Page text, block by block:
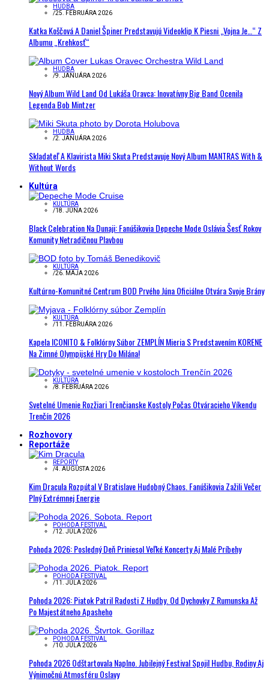
HUDBA
/25. FEBRUÁRA 2026
Katka Koščová A Daniel Špiner Predstavujú Videoklip K Piesni „Vojna Je…“ Z
Albumu „Krehkosť“
HUDBA
/9. JANUÁRA 2026
Nový Album Wild Land Od Lukáša Oravca: Inovatívny Big Band Ocenila
Legenda Bob Mintzer
HUDBA
/2. JANUÁRA 2026
Skladateľ A Klavirista Miki Skuta Predstavuje Nový Album MANTRAS With &
Without Words
Kultúra
KULTÚRA
/18. JÚNA 2026
Black Celebration Na Dunaji: Fanúšikovia Depeche Mode Oslávia Šesť Rokov
Komunity Netradičnou Plavbou
KULTÚRA
/26. MÁJA 2026
Kultúrno-Komunitné Centrum BOD Prvého Júna Oficiálne Otvára Svoje Brány
KULTÚRA
/11. FEBRUÁRA 2026
Kapela ICONITO & Folklórny Súbor ZEMPLÍN Mieria S Predstavením KORENE
Na Zimné Olympijské Hry Do Milána!
KULTÚRA
/8. FEBRUÁRA 2026
Svetelné Umenie Rozžiari Trenčianske Kostoly Počas Otváracieho Víkendu
Trenčín 2026
Rozhovory
Reportáže
REPORTY
/4. AUGUSTA 2026
Kim Dracula Rozpútal V Bratislave Hudobný Chaos. Fanúšikovia Zažili Večer
Plný Extrémnej Energie
POHODA FESTIVAL
/12. JÚLA 2026
Pohoda 2026: Posledný Deň Priniesol Veľké Koncerty Aj Malé Príbehy
POHODA FESTIVAL
/11. JÚLA 2026
Pohoda 2026: Piatok Patril Radosti Z Hudby. Od Dychovky Z Rumunska Až
Po Majestátneho Apasheho
POHODA FESTIVAL
/10. JÚLA 2026
Pohoda 2026 Odštartovala Naplno. Jubilejný Festival Spojil Hudbu, Rodiny Aj
Výnimočnú Atmosféru Oslavy